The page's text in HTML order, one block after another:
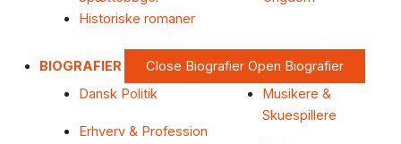
Historiske romaner
BIOGRAFIER Close Biografier Open Biografier
Dansk Politik
Erhverv & Profession
Musikere &
Skuespillere